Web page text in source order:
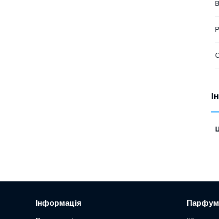
Інформація